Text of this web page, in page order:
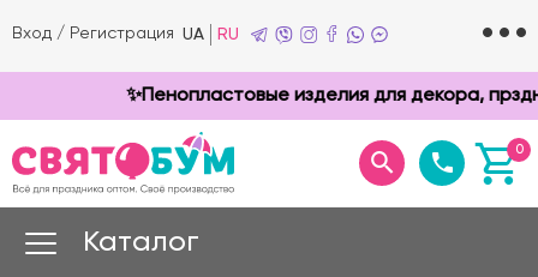
Вход / Регистрация UA RU
✨Пенопластовые изделия для декора,
0
Каталог